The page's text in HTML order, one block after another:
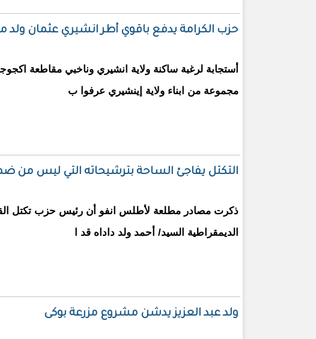
حزب الكرامة يدفع باقوي أطر انشيري عثمان
أستجابة لرغبة ساكنة ولاية انشيري وناخبي مقاطعة
مجموعة من ابناء ولاية إينشيري عرفوا ب
التكتل يفاجئ الساحة بترشيحاته التي ليس من
ذكرت مصادر مطلعة لأطلس انفو أن رئيس حزب تكتل
الديمقراطية السيد/ أحمد ولد داداه قد ا
ولد عبد العزيز يدشن مشروع مزرعة بوكى